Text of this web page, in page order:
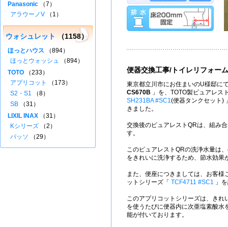
便器交換工事/トイレリフォーム
東京都立川市にお住まいのU様邸に
CS670B 」を、TOTO製ピュアレス
SH231BA #SC1(便器タンクセット)
きました。
交換後のピュアレストQRは、組み
す。
このピュアレストQRの洗浄水量は
をきれいに洗浄するため、節水効果
また、便座につきましては、お客様
ットシリーズ「 TCF4711 #SC1 」
このアプリコットシリーズは、きれ
を使うたびに便器内に次亜塩素酸水
能が付いております。
Panasonic （7）
アラウーノV （1）
ウォシュレット （1158）
ほっとハウス （894）
ほっとウォッシュ （894）
TOTO （233）
アプリコット
（173）
S2・S1 （8）
SB （31）
LIXIL INAX （31）
Kシリーズ （2）
パッソ （29）